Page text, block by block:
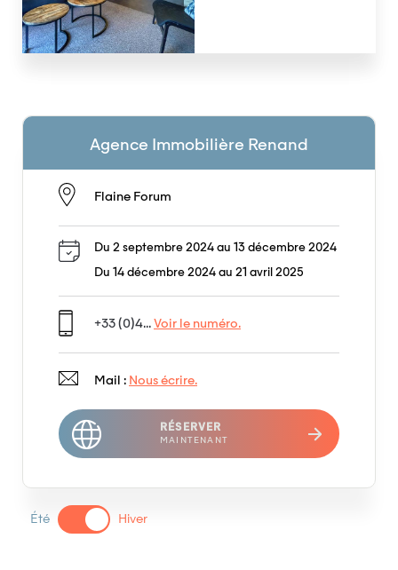
Été Hiver
Agence Immobilière Renand
Flaine Forum
Du 2 septembre 2024 au 13 décembre 2024
Du 14 décembre 2024 au 21 avril 2025
+33 (0)4... Voir le numéro.
Mail : Nous écrire.
RÉSERVER
MAINTENANT